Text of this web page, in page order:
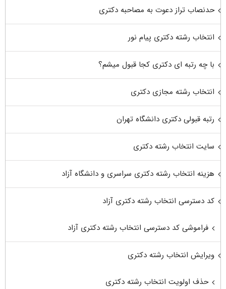
حدنصاب تراز دعوت به مصاحبه دکتری
انتخاب رشته دکتری پیام نور
با چه رتبه ای دکتری کجا قبول میشم؟
انتخاب رشته مجازی دکتری
رتبه قبولی دکتری دانشگاه تهران
سایت انتخاب رشته دکتری
هزینه انتخاب رشته دکتری سراسری و دانشگاه آزاد
کد دسترسی انتخاب رشته دکتری آزاد
فراموشی کد دسترسی انتخاب رشته دکتری آزاد
ویرایش انتخاب رشته دکتری
حذف اولویت انتخاب رشته دکتری